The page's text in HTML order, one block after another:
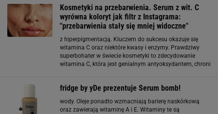
Kosmetyki na przebarwienia. Serum z wit. C
wyrówna koloryt jak filtr z Instagrama:
"przebarwienia stały się mniej widoczne"
z hiperpigmentacją. Kluczem do sukcesu okazuje się
witamina C oraz niektóre kwasy i enzymy. Prawdziwy
superbohater w świecie kosmetyki to zdecydowanie
witamina C, która jest genialnym antyoksydantem, chroni
zmarszczki
fridge by yDe prezentuje Serum bomb!
wody. Oleje ponadto wzmacniają barierę naskórkową
oraz zawierają witaminę A i E. Witaminy te są